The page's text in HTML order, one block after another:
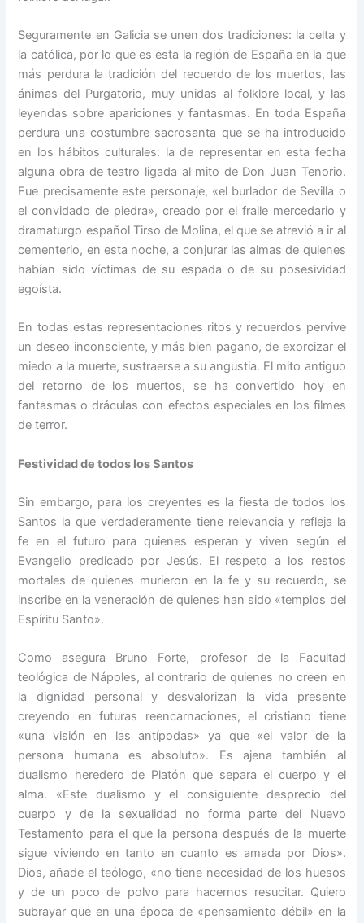
Seguramente en Galicia se unen dos tradiciones: la celta y
la católica, por lo que es esta la región de España en la que
más perdura la tradición del recuerdo de los muertos, las
ánimas del Purgatorio, muy unidas al folklore local, y las
leyendas sobre apariciones y fantasmas. En toda España
perdura una costumbre sacrosanta que se ha introducido
en los hábitos culturales: la de representar en esta fecha
alguna obra de teatro ligada al mito de Don Juan Tenorio.
Fue precisamente este personaje, «el burlador de Sevilla o
el convidado de piedra», creado por el fraile mercedario y
dramaturgo español Tirso de Molina, el que se atrevió a ir al
cementerio, en esta noche, a conjurar las almas de quienes
habían sido víctimas de su espada o de su posesividad
egoísta.
En todas estas representaciones ritos y recuerdos pervive
un deseo inconsciente, y más bien pagano, de exorcizar el
miedo a la muerte, sustraerse a su angustia. El mito antiguo
del retorno de los muertos, se ha convertido hoy en
fantasmas o dráculas con efectos especiales en los filmes
de terror.
Festividad de todos los Santos
Sin embargo, para los creyentes es la fiesta de todos los
Santos la que verdaderamente tiene relevancia y refleja la
fe en el futuro para quienes esperan y viven según el
Evangelio predicado por Jesús. El respeto a los restos
mortales de quienes murieron en la fe y su recuerdo, se
inscribe en la veneración de quienes han sido «templos del
Espíritu Santo».
Como asegura Bruno Forte, profesor de la Facultad
teológica de Nápoles, al contrario de quienes no creen en
la dignidad personal y desvalorizan la vida presente
creyendo en futuras reencarnaciones, el cristiano tiene
«una visión en las antípodas» ya que «el valor de la
persona humana es absoluto». Es ajena también al
dualismo heredero de Platón que separa el cuerpo y el
alma. «Este dualismo y el consiguiente desprecio del
cuerpo y de la sexualidad no forma parte del Nuevo
Testamento para el que la persona después de la muerte
sigue viviendo en tanto en cuanto es amada por Dios».
Dios, añade el teólogo, «no tiene necesidad de los huesos
y de un poco de polvo para hacernos resucitar. Quiero
subrayar que en una época de «pensamiento débil» en la